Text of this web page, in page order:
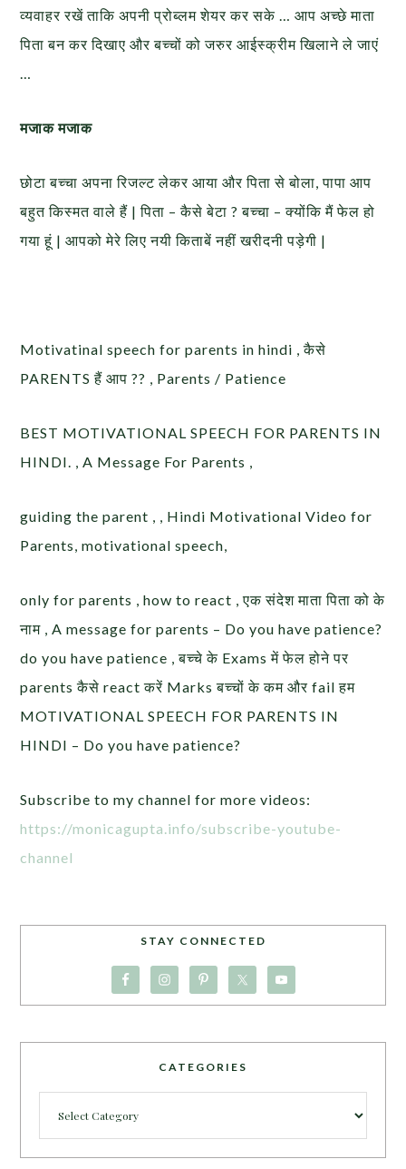
व्यवाहर रखें ताकि अपनी प्रोब्लम शेयर कर सके … आप अच्छे माता
पिता बन कर दिखाए और बच्चों को जरुर आईस्क्रीम खिलाने ले जाएं
…
मजाक मजाक
छोटा बच्चा अपना रिजल्ट लेकर आया और पिता से बोला, पापा आप
बहुत किस्मत वाले हैं | पिता – कैसे बेटा ? बच्चा – क्योंकि मैं फेल हो
गया हूं | आपको मेरे लिए नयी किताबें नहीं खरीदनी पड़ेगी |
Motivatinal speech for parents in hindi , कैसे
PARENTS हैं आप ?? , Parents / Patience
BEST MOTIVATIONAL SPEECH FOR PARENTS IN
HINDI. , A Message For Parents ,
guiding the parent , , Hindi Motivational Video for
Parents, motivational speech,
only for parents , how to react , एक संदेश माता पिता को के
नाम , A message for parents – Do you have patience?
do you have patience , बच्चे के Exams में फेल होने पर
parents कैसे react करें Marks बच्चों के कम और fail हम
MOTIVATIONAL SPEECH FOR PARENTS IN
HINDI – Do you have patience?
Subscribe to my channel for more videos:
https://monicagupta.info/subscribe-youtube-
channel
STAY CONNECTED
CATEGORIES